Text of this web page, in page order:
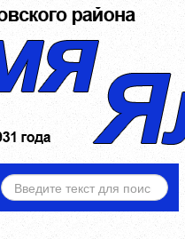
ИСКАТЬ...